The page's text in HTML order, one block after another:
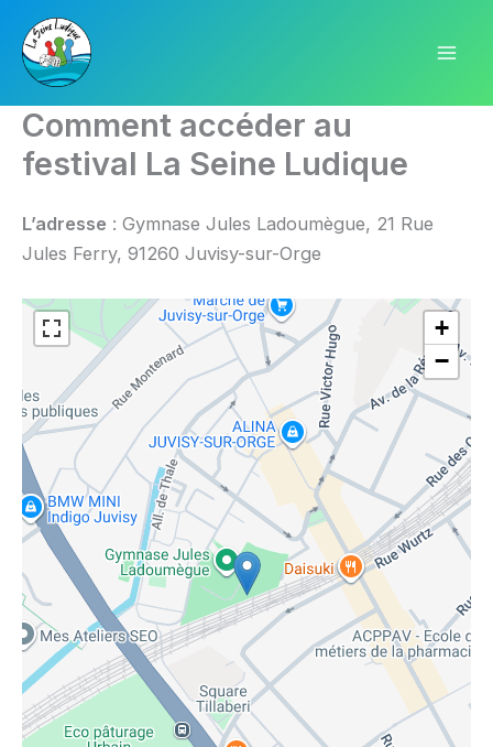
contenu
Comment accéder au
festival La Seine Ludique
L’adresse : Gymnase Jules Ladoumègue, 21 Rue
Jules Ferry, 91260 Juvisy-sur-Orge
+
−